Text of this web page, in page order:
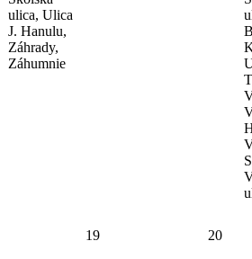
ulica, Ulica
J. Hanulu,
Záhrady,
Záhumnie
19 20